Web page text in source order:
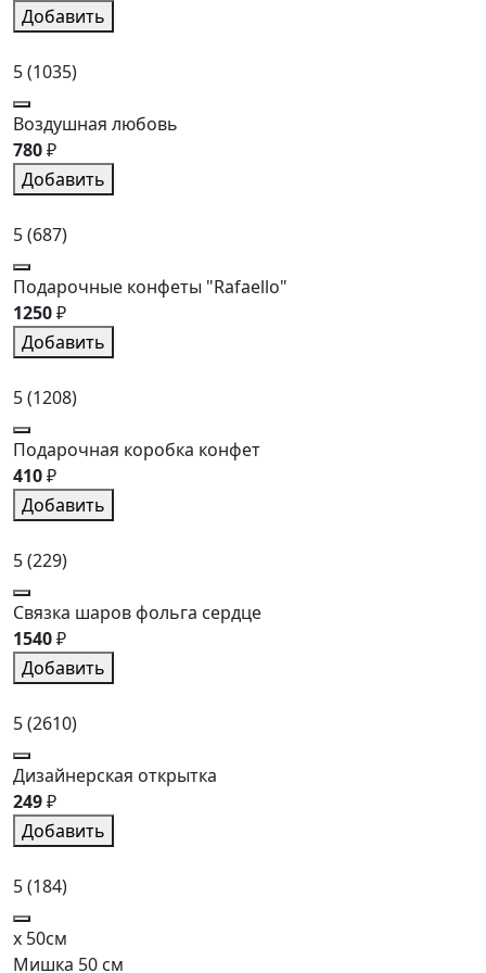
Добавить
5(1035)
Воздушная любовь
780₽
Добавить
5(687)
Подарочные конфеты "Rafaello"
1250₽
Добавить
5(1208)
Подарочная коробка конфет
410₽
Добавить
5(229)
Связка шаров фольга сердце
1540₽
Добавить
5(2610)
Дизайнерская открытка
249₽
Добавить
5(184)
x 50см
Мишка 50 см